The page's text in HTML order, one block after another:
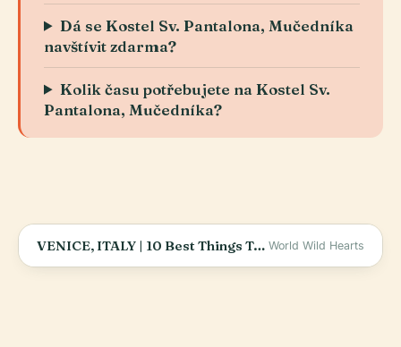
Dá se Kostel Sv. Pantalona, Mučedníka
navštívit zdarma?
Kolik času potřebujete na Kostel Sv.
Pantalona, Mučedníka?
VENICE, ITALY | 10 Best Things To Do In Venice (Including hidden gems &amp; travel tips) World Wild Hearts